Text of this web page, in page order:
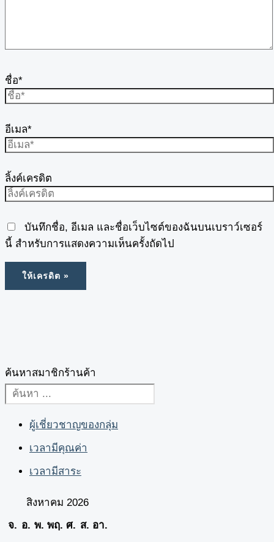
ชื่อ*
อีเมล*
ลิ้งค์เครดิต
บันทึกชื่อ, อีเมล และชื่อเว็บไซต์ของฉันบนเบราว์เซอร์
นี้ สำหรับการแสดงความเห็นครั้งถัดไป
ค้นหาสมาชิกร้านค้า
ผู้เชี่ยวชาญของกลุ่ม
เวลามีคุณค่า
เวลามีสาระ
สิงหาคม 2026
จ. อ. พ. พฤ. ศ. ส. อา.